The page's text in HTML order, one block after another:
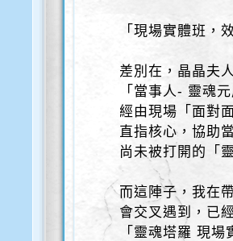
「現場實體班，
差別在，晶晶夫
「當事人- 靈魂
經由現場「面對
直指核心，協助
尚未被打開的「
而這陣子，我在
會交叉遇到，已
「靈魂塔羅 現場